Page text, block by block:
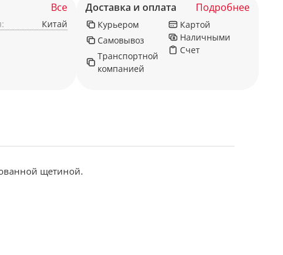
Все
Китай
Доставка и оплата Подробнее
Курьером
Самовывоз
Транспортной
компанией
Картой
Наличными
Счет
щетиной.